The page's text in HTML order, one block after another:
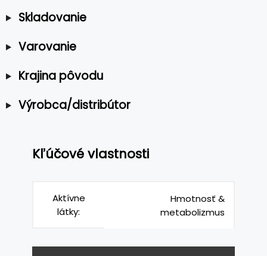
Skladovanie
Varovanie
Krajina pôvodu
Výrobca/distribútor
Kľúčové vlastnosti
Aktívne
látky:
Hmotnosť &
metabolizmus